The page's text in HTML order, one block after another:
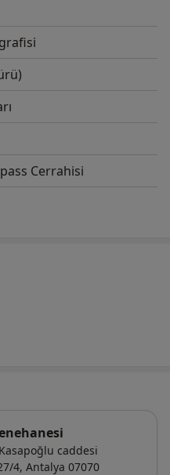
Cerrahisi
caddesi
4, Antalya 07070